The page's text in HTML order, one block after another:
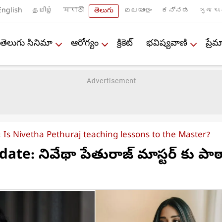
தமிழ் मराठी తెలుగు മലയാളം ಕನ್ನಡ
తెలుగు సినిమా ఆరోగ్యం క్రికెట్ భవిష్యవాణి
Is Nivetha Pethuraj teaching lessons to the Master?
నివేథా పేతురాజ్ మాస్టర్ కు